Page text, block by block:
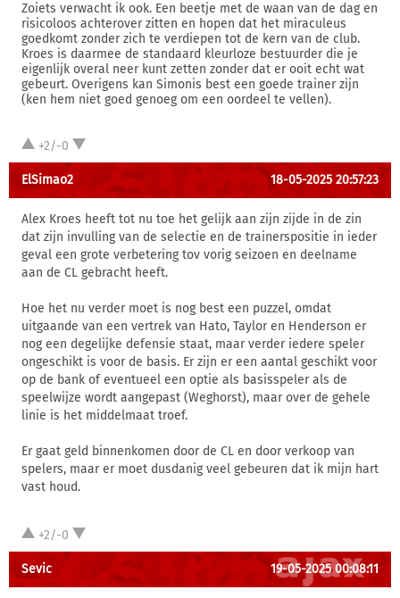
Zoiets verwacht ik ook. Een beetje met de waan van de dag en
risicoloos achterover zitten en hopen dat het miraculeus
goedkomt zonder zich te verdiepen tot de kern van de club.
Kroes is daarmee de standaard kleurloze bestuurder die je
eigenlijk overal neer kunt zetten zonder dat er ooit echt wat
gebeurt. Overigens kan Simonis best een goede trainer zijn
(ken hem niet goed genoeg om een oordeel te vellen).
+2/-0
ElSimao2 18-05-2025 20:57:23
Alex Kroes heeft tot nu toe het gelijk aan zijn zijde in de zin
dat zijn invulling van de selectie en de trainerspositie in ieder
geval een grote verbetering tov vorig seizoen en deelname
aan de CL gebracht heeft.
Hoe het nu verder moet is nog best een puzzel, omdat
uitgaande van een vertrek van Hato, Taylor en Henderson er
nog een degelijke defensie staat, maar verder iedere speler
ongeschikt is voor de basis. Er zijn er een aantal geschikt voor
op de bank of eventueel een optie als basisspeler als de
speelwijze wordt aangepast (Weghorst), maar over de gehele
linie is het middelmaat troef.
Er gaat geld binnenkomen door de CL en door verkoop van
spelers, maar er moet dusdanig veel gebeuren dat ik mijn hart
vast houd.
+2/-0
Sevic 19-05-2025 00:08:11